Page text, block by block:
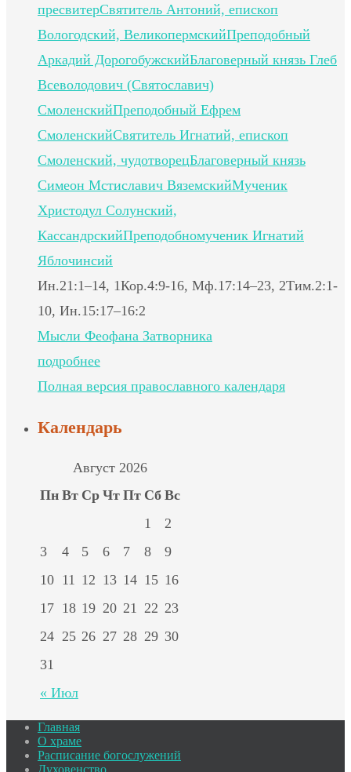
пресвитерСвятитель Антоний, епископ
Вологодский, ВеликопермскийПреподобный
Аркадий ДорогобужскийБлаговерный князь Глеб
Всеволодович (Святославич)
СмоленскийПреподобный Ефрем
СмоленскийСвятитель Игнатий, епископ
Смоленский, чудотворецБлаговерный князь
Симеон Мстиславич ВяземскийМученик
Христодул Солунский,
КассандрскийПреподобномученик Игнатий
Яблочинсий
Ин.21:1–14, 1Кор.4:9-16, Мф.17:14–23, 2Тим.2:1-
10, Ин.15:17–16:2
Мысли Феофана Затворника
подробнее
Полная версия православного календаря
Календарь
Август 2026
Пн Вт Ср Чт Пт Сб Вс
« Июл
1
2
3
4 5 6 7 8
9
10 11 12 13 14 15 16
17 18 19 20 21 22 23
24 25 26 27 28 29 30
31
Главная
О храме
Расписание богослужений
Духовенство